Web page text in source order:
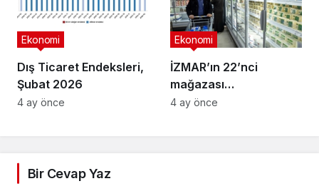
Dış Ticaret Endeksleri,
Şubat 2026
Ekonomi
4 ay önce
İZMAR’ın 22’nci
mağazası
Osmangazi’de açıldı
Ekonomi
4 ay önce
Bir Cevap Yaz